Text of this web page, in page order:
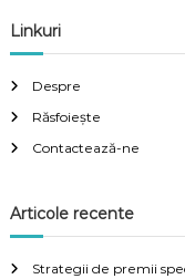
Linkuri
Despre
Răsfoiește
Contactează-ne
Articole recente
Strategii de premii